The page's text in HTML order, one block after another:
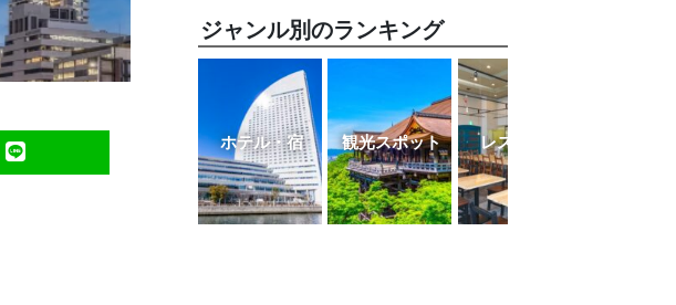
ジャンル別のランキング
ホテル・宿 観光スポット レストラン